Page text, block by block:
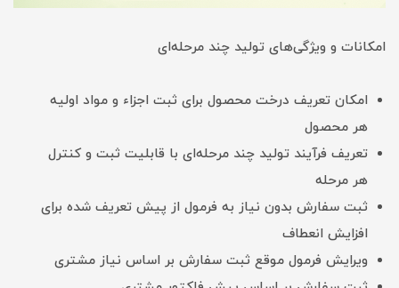
امکانات و ویژگی‌های تولید چند مرحله‌ای
امکان تعریف درخت محصول برای ثبت اجزاء و مواد اولیه
هر محصول
تعریف فرآیند تولید چند مرحله‌ای با قابلیت ثبت و کنترل
هر مرحله
ثبت سفارش بدون نیاز به فرمول از پیش تعریف شده برای
افزایش انعطاف
ویرایش فرمول موقع ثبت سفارش بر اساس نیاز مشتری